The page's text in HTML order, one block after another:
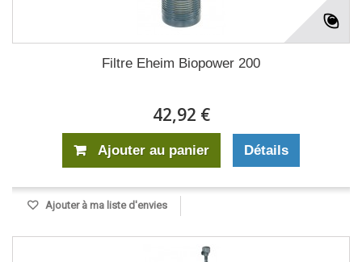
Filtre Eheim Biopower 200
42,92 €
Ajouter au panier Détails
Ajouter à ma liste d'envies